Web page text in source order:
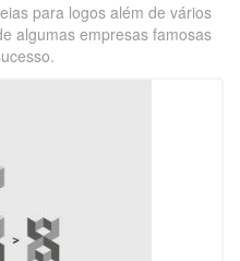
para logos além de vários
algumas empresas famosas